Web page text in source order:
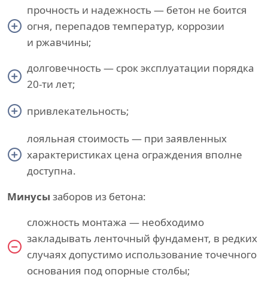
прочность и надежность — бетон не боится
огня, перепадов температур, коррозии
и ржавчины;
долговечность — срок эксплуатации порядка
20-ти лет;
привлекательность;
лояльная стоимость — при заявленных
характеристиках цена ограждения вполне
доступна.
Минусы заборов из бетона:
сложность монтажа — необходимо
закладывать ленточный фундамент, в редких
случаях допустимо использование точечного
основания под опорные столбы;